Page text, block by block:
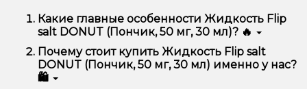
Какие главные особенности Жидкость Flip
salt DONUT (Пончик, 50 мг, 30 мл)? 🔥
Жидкость Flip salt DONUT (Пончик, 50 мг, 30 мл)
отличается высоким качеством, удобством
использования и надежностью.
Почему стоит купить Жидкость Flip salt
DONUT (Пончик, 50 мг, 30 мл) именно у нас?
🛍️